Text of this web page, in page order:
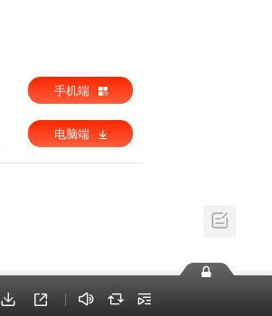
手机端
电脑端